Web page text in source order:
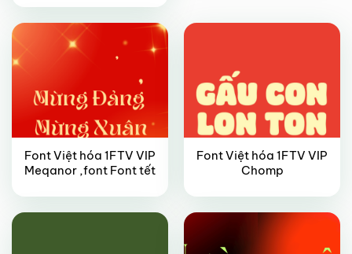
hạng55
sao
Font Việt hóa 1FTV VIP
Meqanor ,font Font tết
Font Việt hóa 1FTV VIP
Chomp
VIP VIP